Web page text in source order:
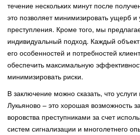
течение нескольких минут после
это позволяет минимизировать ущерб и
преступления. Кроме того, мы
индивидуальный подход. Каждый
его особенностей и потребностей
обеспечить максимальную
минимизировать риски.
В заключение можно сказать, что
Лукьяново – это хорошая возможность
воровства преступниками за счет
систем сигнализации и многолетнего